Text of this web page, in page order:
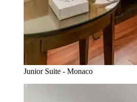
Junior Suite - Monaco